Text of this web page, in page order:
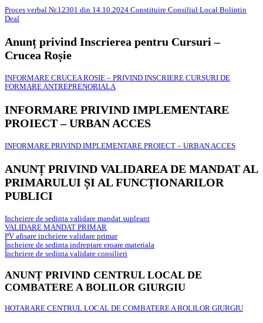
Proces verbal Nr.12301 din 14.10.2024 Constituire Consiliul Local Bolintin
Deal
Anunț privind Inscrierea pentru Cursuri –
Crucea Roșie
INFORMARE CRUCEA ROSIE – PRIVIND INSCRIERE CURSURI DE
FORMARE ANTREPRENORIALA
INFORMARE PRIVIND IMPLEMENTARE
PROIECT – URBAN ACCES
INFORMARE PRIVIND IMPLEMENTARE PROIECT – URBAN ACCES
ANUNȚ PRIVIND VALIDAREA DE MANDAT AL
PRIMARULUI ȘI AL FUNCȚIONARILOR
PUBLICI
Incheiere de sedinta validare mandat supleant
VALIDARE MANDAT PRIMAR
PV afisare incheiere validare primar
Încheiere de sedinta indreptare eroare materiala
Încheiere de sedinta validare consilieri
ANUNȚ PRIVIND CENTRUL LOCAL DE
COMBATERE A BOLILOR GIURGIU
HOTARARE CENTRUL LOCAL DE COMBATERE A BOLILOR GIURGIU